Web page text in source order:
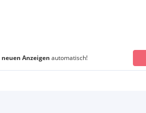
neuen Anzeigen automatisch!